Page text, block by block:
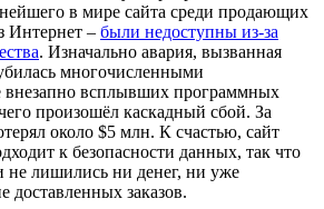
в мире сайта среди продающих
Интернет – были недоступны из-за
. Изначально авария, вызванная
многочисленными
внезапно всплывших программных
произошёл каскадный сбой. За
около $5 млн. К счастью, сайт
к безопасности данных, так что
не лишились ни денег, ни уже
доставленных заказов.